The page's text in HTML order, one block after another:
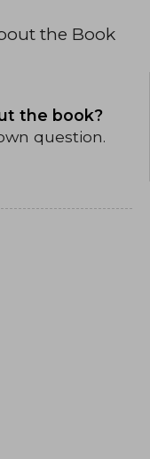
the Book
the book?
question.